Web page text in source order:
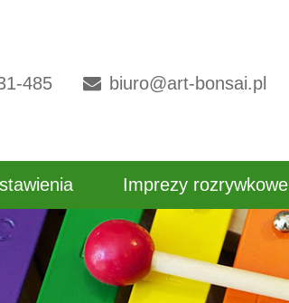
485 biuro@art-bonsai.pl
Imprezy rozrywkowe